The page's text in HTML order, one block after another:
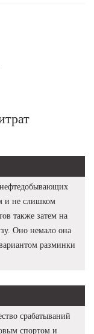
и не слишком
также затем на
Оно немало она
разминки
срабатываний
спортом и